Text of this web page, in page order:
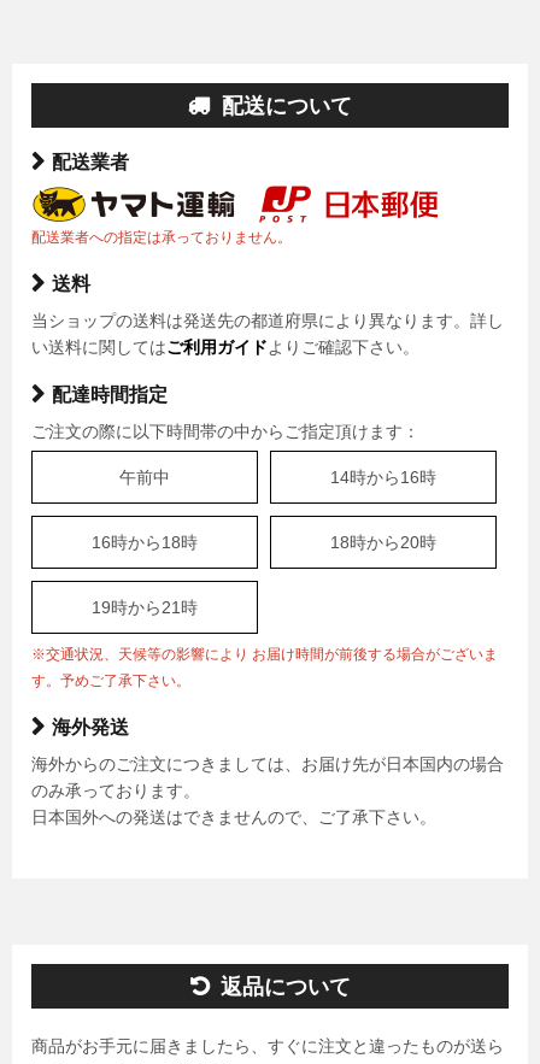
配送について
配送業者
配送業者への指定は承っておりません。
送料
当ショップの送料は発送先の都道府県により異なります。詳し
い送料に関してはご利用ガイドよりご確認下さい。
配達時間指定
ご注文の際に以下時間帯の中からご指定頂けます：
午前中 14時から16時
16時から18時 18時から20時
19時から21時
※交通状況、天候等の影響により お届け時間が前後する場合がございま
す。予めご了承下さい。
海外発送
海外からのご注文につきましては、お届け先が日本国内の場合
のみ承っております。
日本国外への発送はできませんので、ご了承下さい。
返品について
商品がお手元に届きましたら、すぐに注文と違ったものが送ら